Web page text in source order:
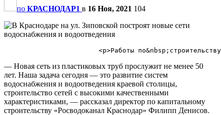
по КРАСНОДАР1 в 16 Ноя, 2021 104
— Новая сеть из пластиковых труб прослужит не менее 50
лет. Наша задача сегодня — это развитие систем
водоснабжения и водоотведения краевой столицы,
строительство сетей с высокими качественными
характеристиками, — рассказал директор по капитальному
строительству «Росводоканал Краснодар» Филипп Денисов.